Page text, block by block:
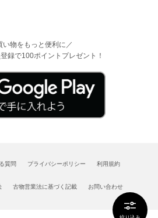
い物をもっと便利に／
録で100ポイントプレゼント！
質問 プライバシーポリシー 利用規約
古物営業法に基づく記載 お問い合わせ